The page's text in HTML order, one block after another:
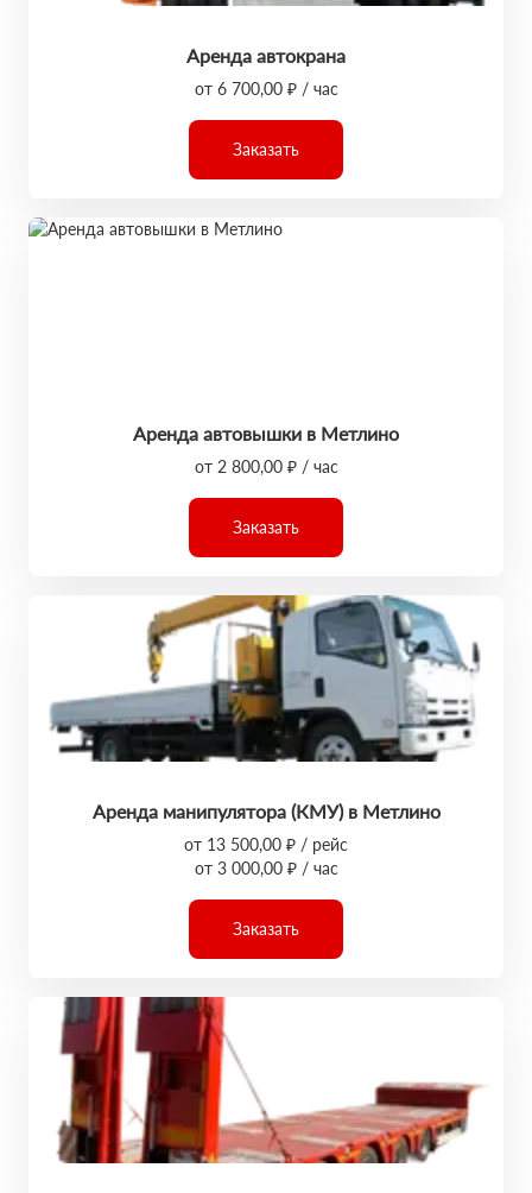
Аренда автокрана
от 6 700,00 ₽ / час
Заказать
Аренда автовышки в Метлино
от 2 800,00 ₽ / час
Заказать
Аренда манипулятора (КМУ) в Метлино
от 13 500,00 ₽ / рейс
от 3 000,00 ₽ / час
Заказать